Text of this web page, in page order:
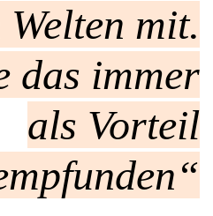
mit.
das immer
als Vorteil